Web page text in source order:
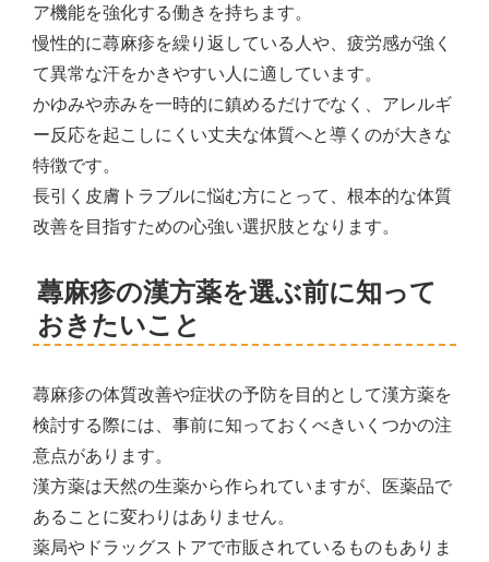
ア機能を強化する働きを持ちます。
慢性的に蕁麻疹を繰り返している人や、疲労感が強く
て異常な汗をかきやすい人に適しています。
かゆみや赤みを一時的に鎮めるだけでなく、アレルギ
ー反応を起こしにくい丈夫な体質へと導くのが大きな
特徴です。
長引く皮膚トラブルに悩む方にとって、根本的な体質
改善を目指すための心強い選択肢となります。
蕁麻疹の漢方薬を選ぶ前に知って
おきたいこと
蕁麻疹の体質改善や症状の予防を目的として漢方薬を
検討する際には、事前に知っておくべきいくつかの注
意点があります。
漢方薬は天然の生薬から作られていますが、医薬品で
あることに変わりはありません。
薬局やドラッグストアで市販されているものもありま